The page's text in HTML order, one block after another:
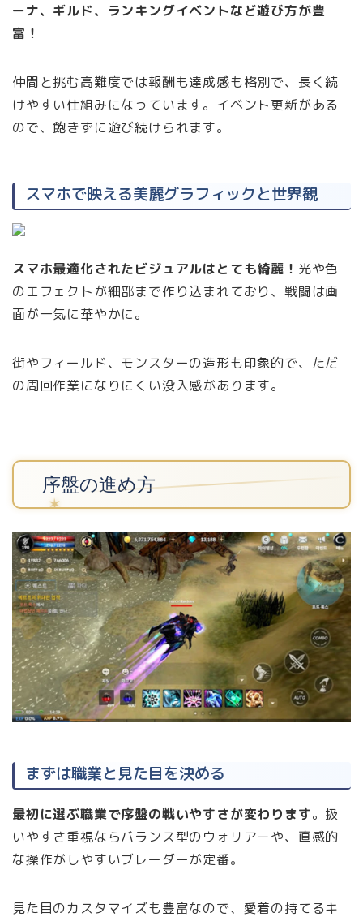
ーナ、ギルド、ランキングイベントなど遊び方が豊
富！
仲間と挑む高難度では報酬も達成感も格別で、長く続
けやすい仕組みになっています。イベント更新がある
ので、飽きずに遊び続けられます。
スマホで映える美麗グラフィックと世界観
スマホ最適化されたビジュアルはとても綺麗！ 光や色
のエフェクトが細部まで作り込まれており、戦闘は画
面が一気に華やかに。
街やフィールド、モンスターの造形も印象的で、ただ
の周回作業になりにくい没入感があります。
序盤の進め方
まずは職業と見た目を決める
最初に選ぶ職業で序盤の戦いやすさが変わります。扱
いやすさ重視ならバランス型のウォリアーや、直感的
な操作がしやすいブレーダーが定番。
見た目のカスタマイズも豊富なので、愛着の持てるキ